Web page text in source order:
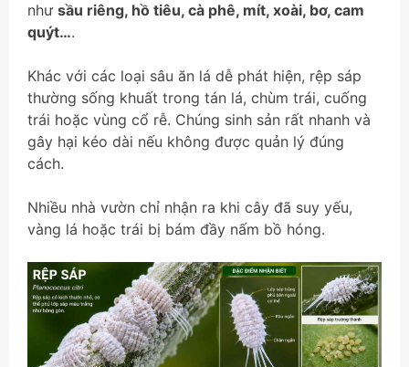
như sầu riêng, hồ tiêu, cà phê, mít, xoài, bơ, cam
quýt….
Khác với các loại sâu ăn lá dễ phát hiện, rệp sáp
thường sống khuất trong tán lá, chùm trái, cuống
trái hoặc vùng cổ rễ. Chúng sinh sản rất nhanh và
gây hại kéo dài nếu không được quản lý đúng
cách.
Nhiều nhà vườn chỉ nhận ra khi cây đã suy yếu,
vàng lá hoặc trái bị bám đầy nấm bồ hóng.